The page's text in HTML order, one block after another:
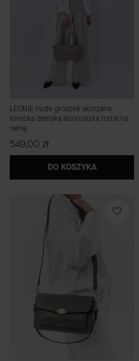
LEONIE nude groszek skórzana
torebka damska listonoszka torba na
ramię
Cena
549,00 zł
DO KOSZYKA